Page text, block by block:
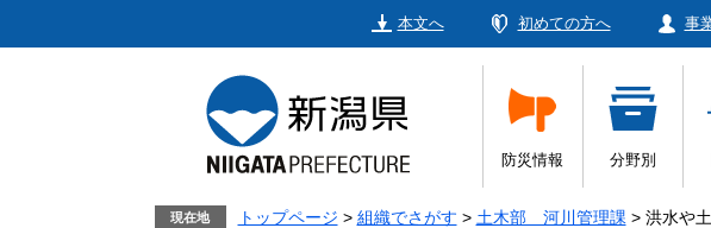
本文へ 初めての方へ 事
防災情報 分野別
現在地 トップページ > 組織でさがす > 土木部 河川管理課 > 洪水や